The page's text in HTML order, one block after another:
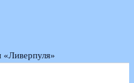
«Ливерпуля»